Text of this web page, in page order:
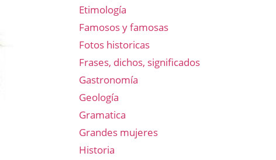
Etimología
Famosos y famosas
Fotos historicas
Frases, dichos, significados
Gastronomía
Geología
Gramatica
Grandes mujeres
Historia